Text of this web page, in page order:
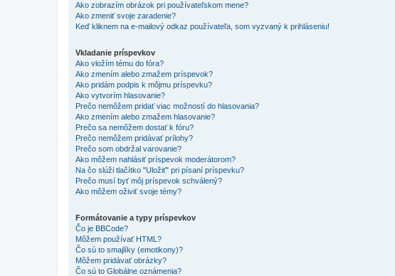
Ako zobrazím obrázok pri používateľskom mene?
Ako zmeniť svoje zaradenie?
Keď kliknem na e-mailový odkaz používateľa, som vyzvaný k prihláseniu!
Vkladanie príspevkov
Ako vložím tému do fóra?
Ako zmením alebo zmažem príspevok?
Ako pridám podpis k môjmu príspevku?
Ako vytvorím hlasovanie?
Prečo nemôžem pridať viac možností do hlasovania?
Ako zmením alebo zmažem hlasovanie?
Prečo sa nemôžem dostať k fóru?
Prečo nemôžem pridávať prílohy?
Prečo som obdržal varovanie?
Ako môžem nahlásiť príspevok moderátorom?
Na čo slúži tlačítko "Uložiť" pri písaní príspevku?
Prečo musí byť môj príspevok schválený?
Ako môžem oživiť svoje témy?
Formátovanie a typy príspevkov
Čo je BBCode?
Môžem používať HTML?
Čo sú to smajlíky (emotikony)?
Môžem pridávať obrázky?
Čo sú to Globálne oznámenia?